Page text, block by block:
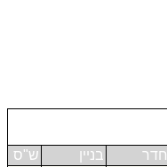
חדר בניין ש"ס